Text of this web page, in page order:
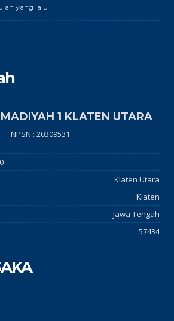
yang lalu
1 KLATEN UTARA
NPSN : 20309531
Klaten Utara
Klaten
Jawa Tengah
57434